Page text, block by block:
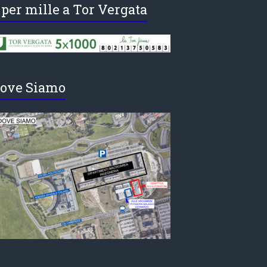
per mille a Tor Vergata
Siamo